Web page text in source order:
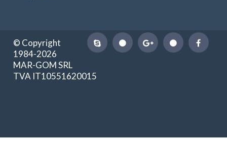
© Copyright
1984-2026
MAR-GOM SRL
TVA IT10551620015